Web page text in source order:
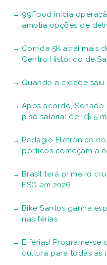
99Food inicia
amplia opções de
Corrida 5K atrai mais
Centro Histórico de
Quando a cidade
Após acordo, Senado
piso salarial de R$ 5
Pedágio Eletrônico
pórticos começam a
Brasil terá primeiro
ESG em 2026
Bike Santos ganha
nas férias
É férias! Programe-
cultura para todas as